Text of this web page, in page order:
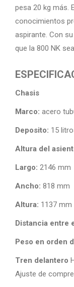
pesa 20 kg más.
conocimientos
aspirante. Con
que la 800 NK
Chasis
Marco: acero
Deposito: 15
Altura del
Largo: 2146 mm
Ancho: 818 mm
Altura: 1137 mm
Distancia entre
Peso en orden
Tren delantero
Ajuste de